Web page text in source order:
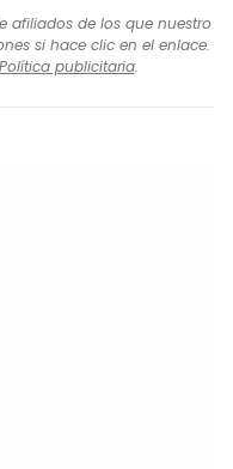
afiliados de los que nuestro
si hace clic en el enlace.
Política publicitaria.